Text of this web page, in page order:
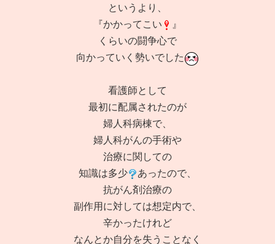
というより、
『かかってこい
』
くらいの闘争心で
向かっていく勢いでした
看護師として
最初に配属されたのが
婦人科病棟で、
婦人科がんの手術や
治療に関しての
知識は多少
あったので、
抗がん剤治療の
副作用に対しては想定内で、
辛かったけれど
なんとか自分を失うことなく